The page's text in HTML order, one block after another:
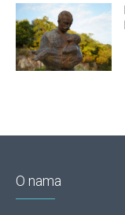
O nama